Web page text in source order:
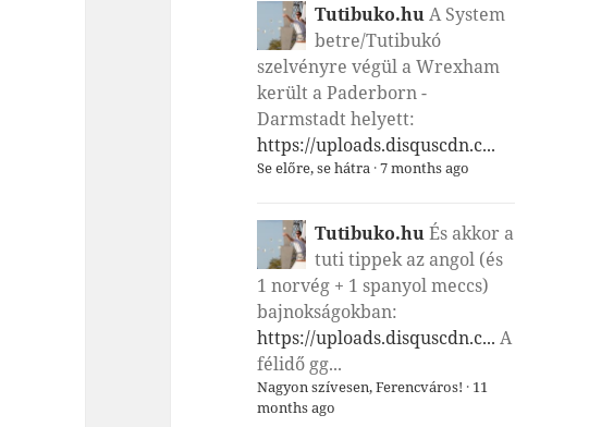
Tutibuko.huA System
betre/Tutibukó
szelvényre végül a Wrexham
került a Paderborn -
Darmstadt helyett:
https://uploads.disquscdn.c...
Se előre, se hátra·7 months ago
Tutibuko.huÉs akkor a
tuti tippek az angol (és
1 norvég + 1 spanyol meccs)
bajnokságokban:
https://uploads.disquscdn.c... A
félidő gg...
Nagyon szívesen, Ferencváros! · 11
months ago